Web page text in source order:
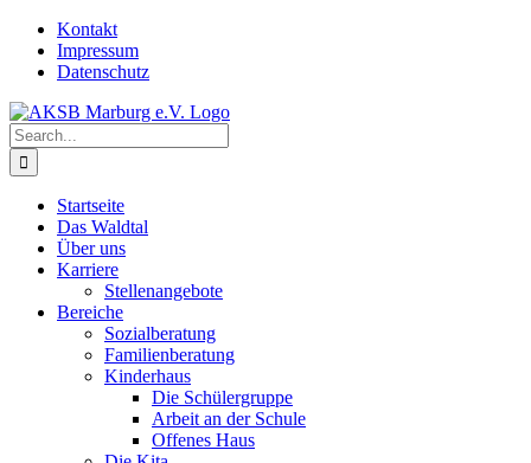
Skip
content
Kontakt
Impressum
Datenschutz
Search
for:
Startseite
Das Waldtal
Über uns
Karriere
Stellenangebote
Bereiche
Sozialberatung
Familienberatung
Kinderhaus
Die Schülergruppe
Arbeit an der Schule
Offenes Haus